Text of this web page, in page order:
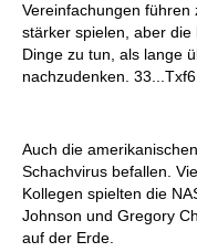
Vereinfachungen
stärker spielen, aber
Dinge zu tun, als lange
nachzudenken.
Auch die
Schachvirus befallen.
Kollegen spielten die
Johnson und Gregory
auf der Erde.